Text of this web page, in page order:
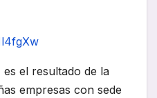
el resultado de la
empresas con sede